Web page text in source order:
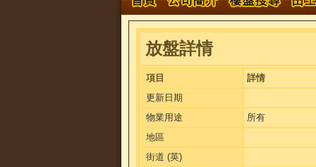
放盤詳情
項目
詳情
更新日期
物業用途
所有
地區
街道 (英)